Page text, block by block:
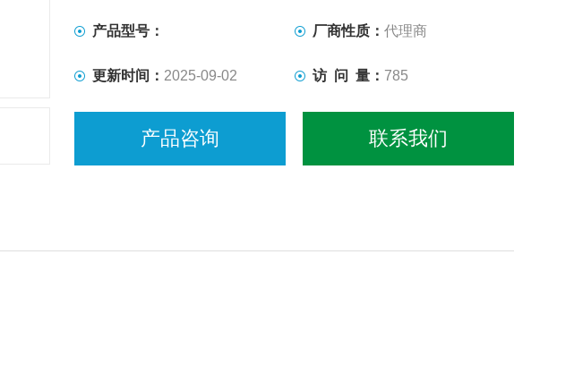
产品型号： 厂商性质： 代理商
更新时间： 2025-09-02 访 问 量： 785
产品咨询 联系我们